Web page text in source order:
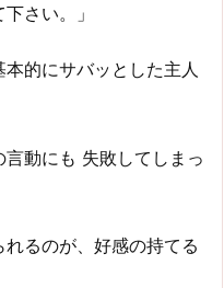
さい。」
的にサバッとした主人
動にも 失敗してしまっ
るのが、好感の持てる